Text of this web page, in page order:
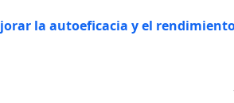
la autoeficacia y el